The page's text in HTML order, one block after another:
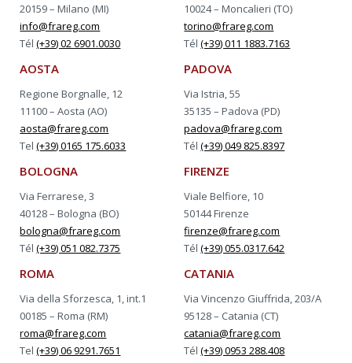
20159 – Milano (MI)
info@frareg.com
Tél(+39) 02 6901.0030
10024 – Moncalieri (TO)
torino@frareg.com
Tél(+39) 011 1883.7163
AOSTA
Regione Borgnalle, 12
11100 – Aosta (AO)
aosta@frareg.com
Tel(+39) 0165 175.6033
PADOVA
Via Istria, 55
35135 – Padova (PD)
padova@frareg.com
Tél(+39) 049 825.8397
BOLOGNA
Via Ferrarese, 3
40128 – Bologna (BO)
bologna@frareg.com
Tél(+39) 051 082.7375
FIRENZE
Viale Belfiore, 10
50144 Firenze
firenze@frareg.com
Tél(+39) 055.0317.642
ROMA
Via della Sforzesca, 1, int.1
00185 – Roma (RM)
roma@frareg.com
Tel(+39) 06 9291.7651
CATANIA
Via Vincenzo Giuffrida, 203/A
95128 – Catania (CT)
catania@frareg.com
Tél(+39) 0953 288.408